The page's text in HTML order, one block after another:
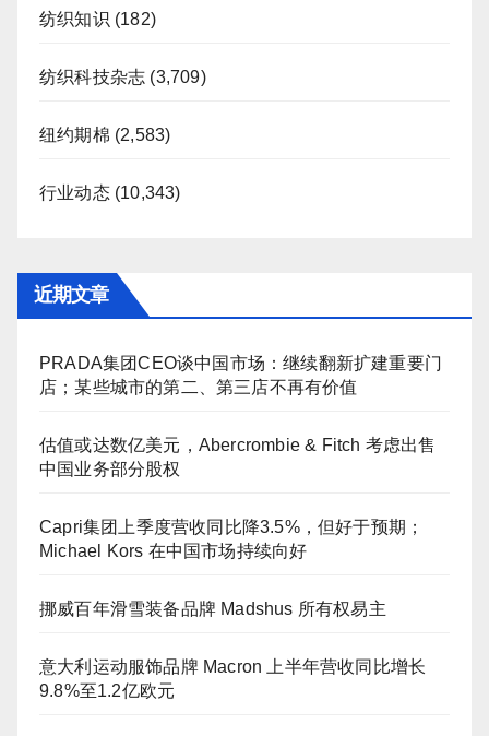
纺织知识 (182)
纺织科技杂志 (3,709)
纽约期棉 (2,583)
行业动态(10,343)
近期文章
PRADA集团CEO谈中国市场：继续翻新扩建重要门
店；某些城市的第二、第三店不再有价值
估值或达数亿美元，Abercrombie & Fitch 考虑出售
中国业务部分股权
Capri集团上季度营收同比降3.5%，但好于预期；
Michael Kors 在中国市场持续向好
挪威百年滑雪装备品牌 Madshus 所有权易主
意大利运动服饰品牌 Macron 上半年营收同比增长
9.8%至1.2亿欧元